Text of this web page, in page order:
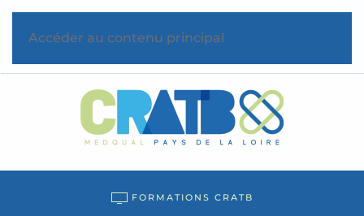
Accéder au contenu principal
FORMATIONS CRATB